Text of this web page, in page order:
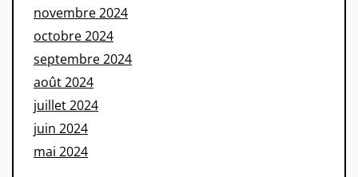
novembre 2024
octobre 2024
septembre 2024
août 2024
juillet 2024
juin 2024
mai 2024